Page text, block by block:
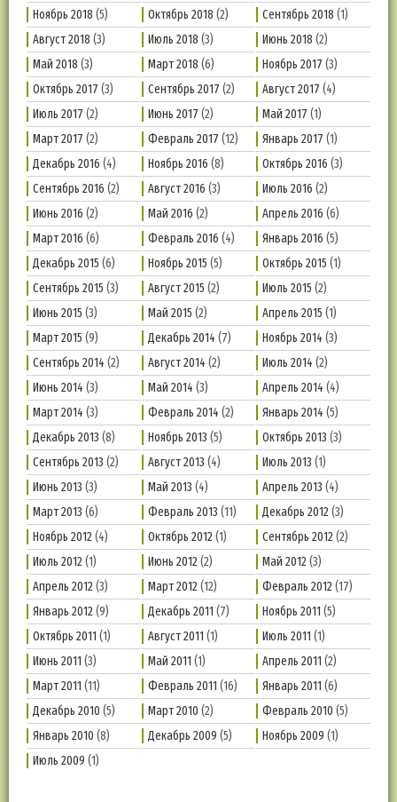
Ноябрь 2018 (5) Октябрь 2018 (2) Сентябрь 2018 (1)
Август 2018 (3) Июль 2018 (3) Июнь 2018 (2)
Май 2018 (3) Март 2018 (6) Ноябрь 2017 (3)
Октябрь 2017 (3) Сентябрь 2017 (2) Август 2017 (4)
Июль 2017 (2) Июнь 2017 (2) Май 2017 (1)
Март 2017 (2) Февраль 2017 (12) Январь 2017 (1)
Декабрь 2016 (4) Ноябрь 2016 (8) Октябрь 2016 (3)
Сентябрь 2016 (2) Август 2016 (3) Июль 2016 (2)
Июнь 2016 (2) Май 2016 (2) Апрель 2016 (6)
Март 2016 (6) Февраль 2016 (4) Январь 2016 (5)
Декабрь 2015 (6) Ноябрь 2015 (5) Октябрь 2015 (1)
Сентябрь 2015 (3) Август 2015 (2) Июль 2015 (2)
Июнь 2015 (3) Май 2015 (2) Апрель 2015 (1)
Март 2015 (9) Декабрь 2014 (7) Ноябрь 2014 (3)
Сентябрь 2014 (2) Август 2014 (2) Июль 2014 (2)
Июнь 2014 (3) Май 2014 (3) Апрель 2014 (4)
Март 2014 (3) Февраль 2014 (2) Январь 2014 (5)
Декабрь 2013 (8) Ноябрь 2013 (5) Октябрь 2013 (3)
Сентябрь 2013 (2) Август 2013 (4) Июль 2013 (1)
Июнь 2013 (3) Май 2013 (4) Апрель 2013 (4)
Март 2013 (6) Февраль 2013 (11) Декабрь 2012(3)
Ноябрь 2012(4) Октябрь 2012(1) Сентябрь 2012(2)
Июль 2012(1) Июнь 2012(2) Май 2012(3)
Апрель 2012(3) Март 2012(12) Февраль 2012(17)
Январь 2012(9) Декабрь 2011 (7) Ноябрь 2011 (5)
Октябрь 2011 (1) Август 2011 (1) Июль 2011 (1)
Июнь 2011 (3) Май 2011 (1) Апрель 2011 (2)
Март 2011 (11) Февраль 2011 (16) Январь 2011 (6)
Декабрь 2010 (5) Март 2010 (2) Февраль 2010 (5)
Январь 2010 (8) Декабрь 2009 (5) Ноябрь 2009 (1)
Июль 2009 (1)